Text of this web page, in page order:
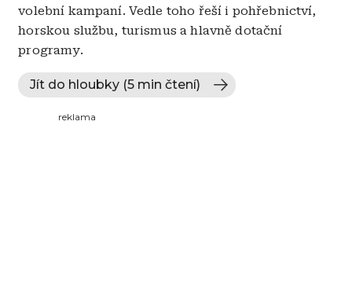
volební kampaní. Vedle toho řeší i pohřebnictví,
horskou službu, turismus a hlavně dotační
programy.
Jít do hloubky (5 min čtení)
reklama